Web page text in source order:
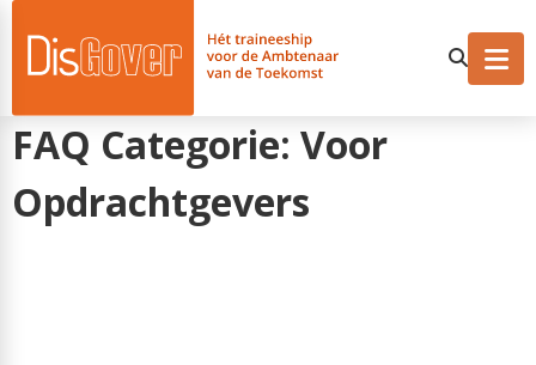
FAQ Categorie: Voor
Opdrachtgevers